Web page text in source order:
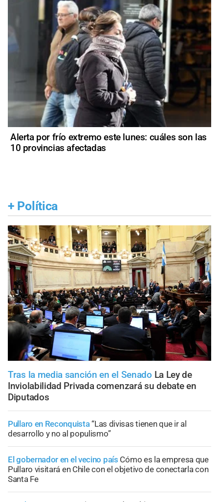
Alerta por frío extremo este lunes: cuáles son las
10 provincias afectadas
+ Política
Tras la media sanción en el Senado La Ley de
Inviolabilidad Privada comenzará su debate en
Diputados
Pullaro en Reconquista“Las divisas tienen que ir al
desarrollo y no al populismo”
El gobernador en el vecino país Cómo es la empresa que
Pullaro visitará en Chile con el objetivo de conectarla con
Santa Fe